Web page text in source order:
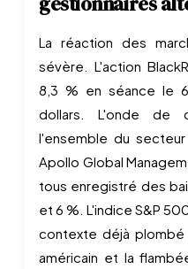
La réaction des
sévère. L'action
8,3 % en séance le
dollars. L'onde de
l'ensemble du secteur
Apollo Global
tous enregistré des
et 6 %. L'indice S&P
contexte déjà
américain et la